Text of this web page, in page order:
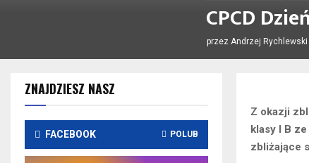
CPCD
przez Andrzej Rychlewski
Z okazji
klasy I B
zbliżające
ZNAJDZIESZ NASZ
FACEBOOK POLUB